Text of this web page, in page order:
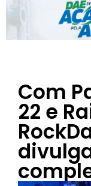
Com
22 e